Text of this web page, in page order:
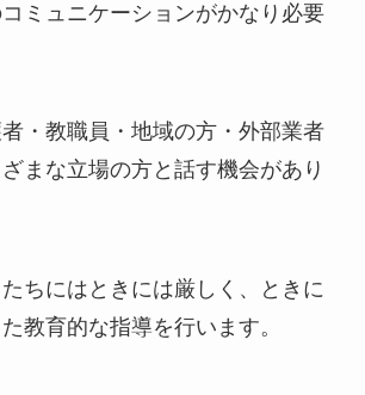
ミュニケーションがかなり必要
・教職員・地域の方・外部業者
まな立場の方と話す機会があり
ちにはときには厳しく、ときに
教育的な指導を行います。